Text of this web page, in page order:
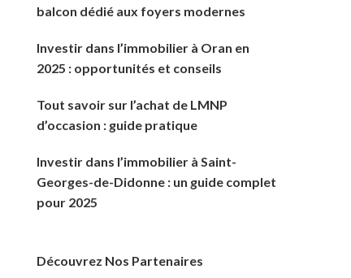
balcon dédié aux foyers modernes
Investir dans l’immobilier à Oran en
2025 : opportunités et conseils
Tout savoir sur l’achat de LMNP
d’occasion : guide pratique
Investir dans l’immobilier à Saint-
Georges-de-Didonne : un guide complet
pour 2025
Découvrez Nos Partenaires